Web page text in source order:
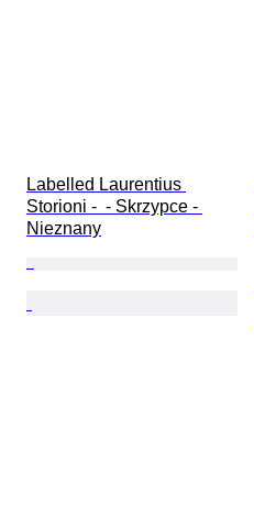
Labelled Laurentius
Storioni -  - Skrzypce -
Nieznany